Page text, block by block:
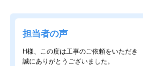
担当者の声
H様、この度は工事のご依頼をいただき
誠にありがとうございました。